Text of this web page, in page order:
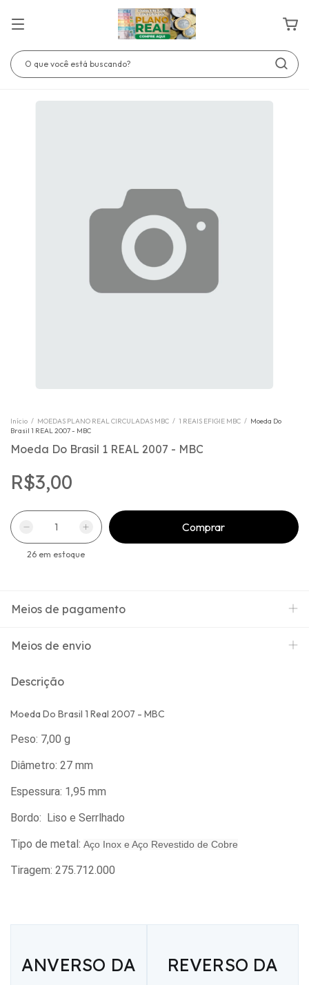
Início / MOEDAS PLANO REAL CIRCULADAS MBC / 1 REAIS EFIGIE MBC / Moeda Do
Brasil 1 REAL 2007 - MBC
Moeda Do Brasil 1 REAL 2007 - MBC
R$3,00
26 em estoque
Meios de pagamento
Meios de envio
Descrição
Moeda Do Brasil 1 Real 2007 - MBC
Peso: 7,00 g
Diâmetro: 27 mm
Espessura: 1,95 mm
Bordo: Liso e Serrlhado
Tipo de metal: Aço Inox e Aço Revestido de Cobre
Tiragem: 275.712.000
ANVERSO DA
REVERSO DA